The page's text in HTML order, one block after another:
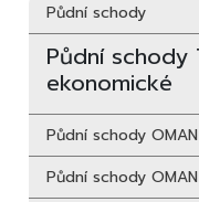
Půdní schody
Půdní schody
ekonomické
Půdní schody
Půdní schody